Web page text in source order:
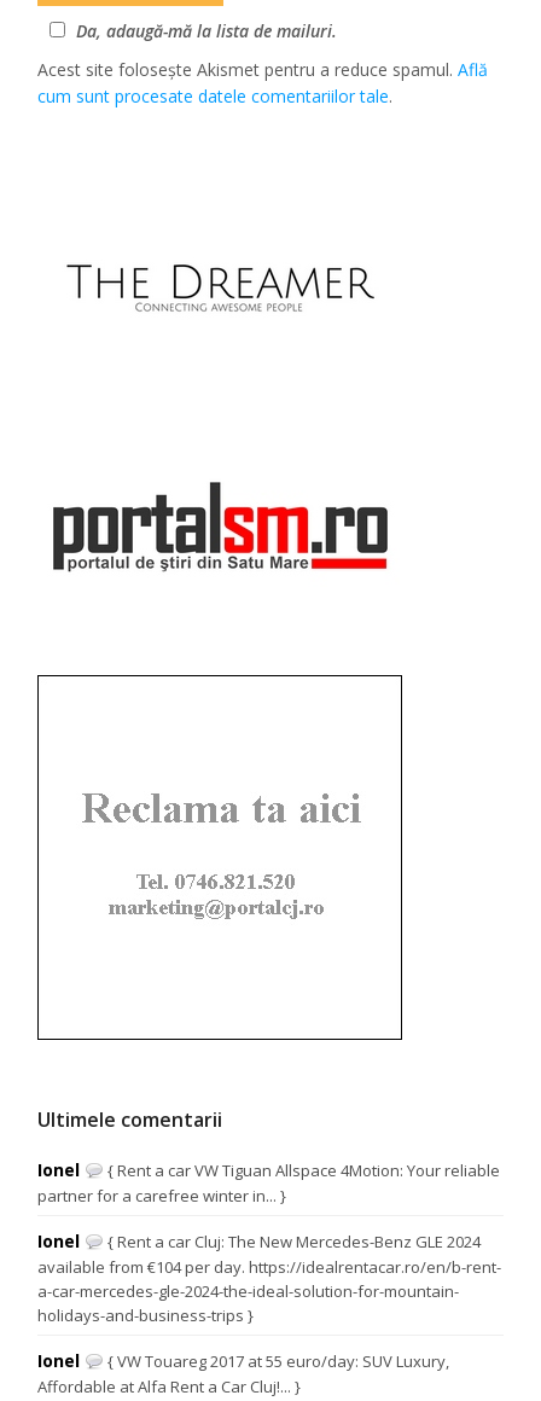
Da, adaugă-mă la lista de mailuri.
Acest site folosește Akismet pentru a reduce spamul.Află
cum sunt procesate datele comentariilor tale.
Ultimele comentarii
Ionel
{ Rent a car VW Tiguan Allspace 4Motion: Your reliable
partner for a carefree winter in... }
Ionel
{ Rent a car Cluj: The New Mercedes-Benz GLE 2024
available from €104 per day. https://idealrentacar.ro/en/b-rent-
a-car-mercedes-gle-2024-the-ideal-solution-for-mountain-
holidays-and-business-trips }
Ionel
{ VW Touareg 2017 at 55 euro/day: SUV Luxury,
Affordable at Alfa Rent a Car Cluj!... }